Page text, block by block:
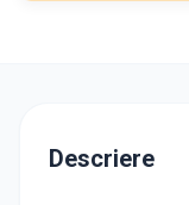
Descriere